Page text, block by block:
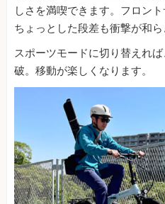
しさを満喫できます。フロン
ちょっとした段差も衝撃が和ら
スポーツモードに切り替えれ
破。移動が楽しくなります。